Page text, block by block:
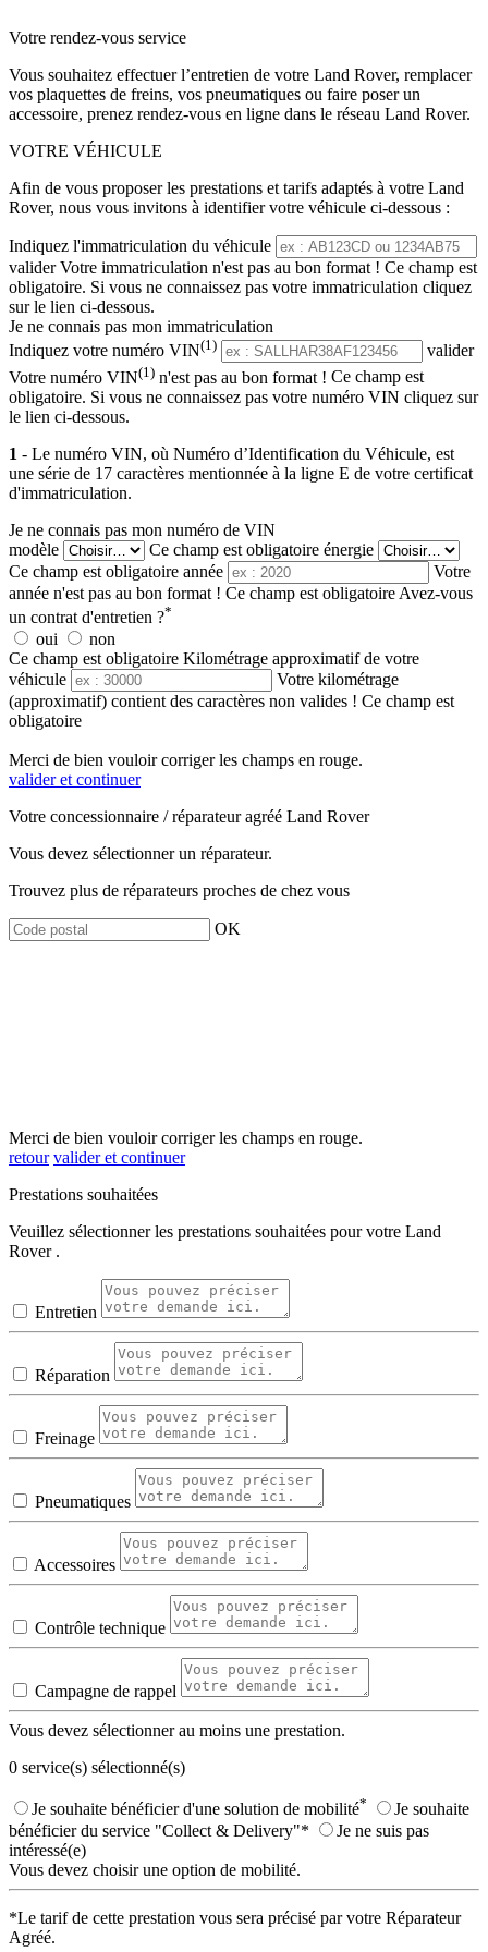
Votre rendez-vous service
Vous souhaitez effectuer l’entretien de votre Land Rover, remplacer
vos plaquettes de freins, vos pneumatiques ou faire poser un
accessoire, prenez rendez-vous en ligne dans le réseau Land Rover.
VOTRE VÉHICULE
Afin de vous proposer les prestations et tarifs adaptés à votre Land
Rover, nous vous invitons à identifier votre véhicule ci-dessous :
Indiquez l'immatriculation du véhicule
valider Votre immatriculation n'est pas au bon format ! Ce champ est
obligatoire. Si vous ne connaissez pas votre immatriculation cliquez
sur le lien ci-dessous.
Je ne connais pas mon immatriculation
Indiquez votre numéro VIN(1)
valider
Votre numéro VIN(1) n'est pas au bon format ! Ce champ est
obligatoire. Si vous ne connaissez pas votre numéro VIN cliquez sur
le lien ci-dessous.
1 - Le numéro VIN, où Numéro d’Identification du Véhicule, est
une série de 17 caractères mentionnée à la ligne E de votre certificat
d'immatriculation.
Je ne connais pas mon numéro de VIN
modèle
Ce champ est obligatoire énergie
Ce champ est obligatoire année
Votre
année n'est pas au bon format ! Ce champ est obligatoire Avez-vous
un contrat d'entretien ?*
oui
non
Ce champ est obligatoire Kilométrage approximatif de votre
véhicule
Votre kilométrage
(approximatif) contient des caractères non valides ! Ce champ est
obligatoire
Merci de bien vouloir corriger les champs en rouge.
valider et continuer
Votre concessionnaire / réparateur agréé Land Rover
Vous devez sélectionner un réparateur.
Trouvez plus de réparateurs proches de chez vous
OK
Merci de bien vouloir corriger les champs en rouge.
retour valider et continuer
Prestations souhaitées
Veuillez sélectionner les prestations souhaitées pour votre Land
Rover .
Entretien
Réparation
Freinage
Pneumatiques
Accessoires
Contrôle technique
Campagne de rappel
Vous devez sélectionner au moins une prestation.
0 service(s) sélectionné(s)
Je souhaite bénéficier d'une solution de mobilité*
Je souhaite
bénéficier du service "Collect & Delivery"*
Je ne suis pas
intéressé(e)
Vous devez choisir une option de mobilité.
*Le tarif de cette prestation vous sera précisé par votre Réparateur
Agréé.